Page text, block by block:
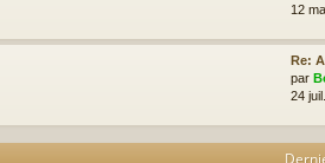
12
Re:
par
24